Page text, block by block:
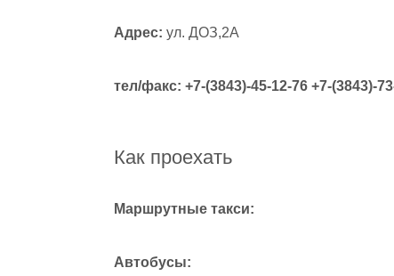
Адрес: ул. ДОЗ,2А
тел/факс: +7-(3843)-45-12-76 +7-(3843)-
Как проехать
Маршрутные такси:
Автобусы: